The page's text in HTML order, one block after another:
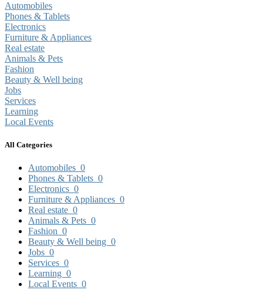
Automobiles
Phones & Tablets
Electronics
Furniture & Appliances
Real estate
Animals & Pets
Fashion
Beauty & Well being
Jobs
Services
Learning
Local Events
All Categories
Automobiles 0
Phones & Tablets 0
Electronics 0
Furniture & Appliances 0
Real estate 0
Animals & Pets 0
Fashion 0
Beauty & Well being 0
Jobs 0
Services 0
Learning 0
Local Events 0